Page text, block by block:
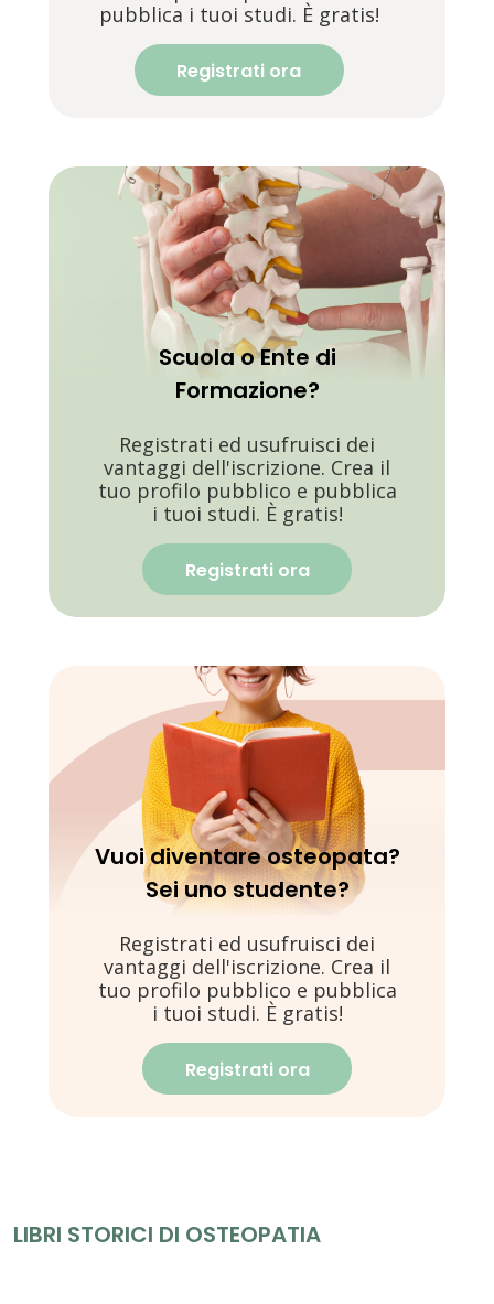
pubblica i tuoi studi. È gratis!
Registrati ora
Scuola o Ente di
Formazione?
Registrati ed usufruisci dei
vantaggi dell'iscrizione. Crea il
tuo profilo pubblico e pubblica
i tuoi studi. È gratis!
Registrati ora
Vuoi diventare osteopata?
Sei uno studente?
Registrati ed usufruisci dei
vantaggi dell'iscrizione. Crea il
tuo profilo pubblico e pubblica
i tuoi studi. È gratis!
Registrati ora
LIBRI STORICI DI OSTEOPATIA